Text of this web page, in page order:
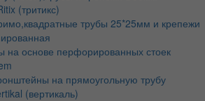
(тритикс)
трубы 25*25мм и крепежи
на основе перфорированных стоек
на прямоугольную трубу
(вертикаль)